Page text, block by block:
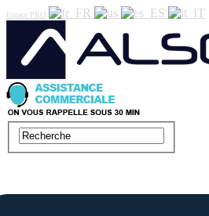
Espace PRO